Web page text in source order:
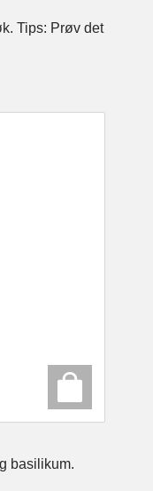
Tips: Prøv det
basilikum.